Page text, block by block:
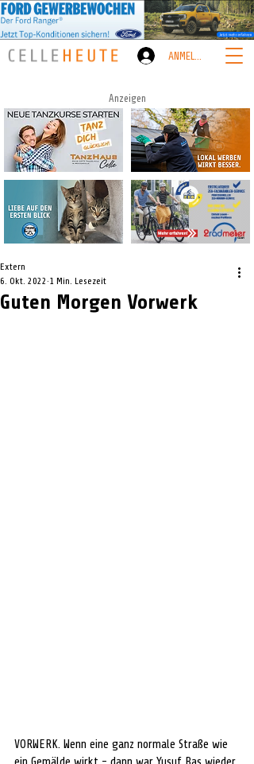
ANMELDEN
Anzeigen
Guten Morgen Vorwerk
Extern
6. Okt. 2022 1 Min. Lesezeit
VORWERK. Wenn eine ganz normale Straße wie